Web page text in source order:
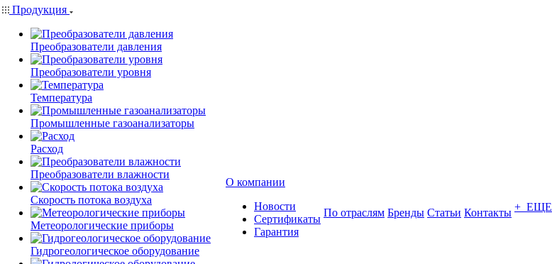
Продукция
Преобразователи давления
Преобразователи уровня
Температура
Промышленные газоанализаторы
Расход
Преобразователи влажности
Скорость потока воздуха
Метеорологические приборы
Гидрогеологическое оборудование
О компании
Новости
Сертификаты
Гарантия
По отраслям Бренды Статьи Контакты + ЕЩЕ